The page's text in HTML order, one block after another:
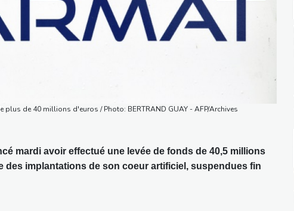
plus de 40 millions d'euros / Photo: BERTRAND GUAY - AFP/Archives
mardi avoir effectué une levée de fonds de 40,5 millions
des implantations de son coeur artificiel, suspendues fin